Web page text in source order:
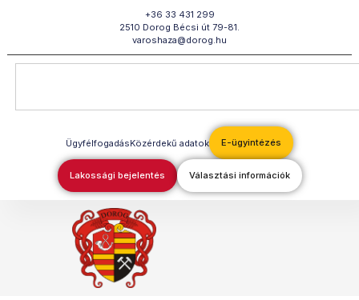
+36 33 431 299
2510 Dorog Bécsi út 79-81.
varoshaza@dorog.hu
ÜgyfélfogadásKözérdekű adatok E-ügyintézés
Lakossági bejelentés Választási információk